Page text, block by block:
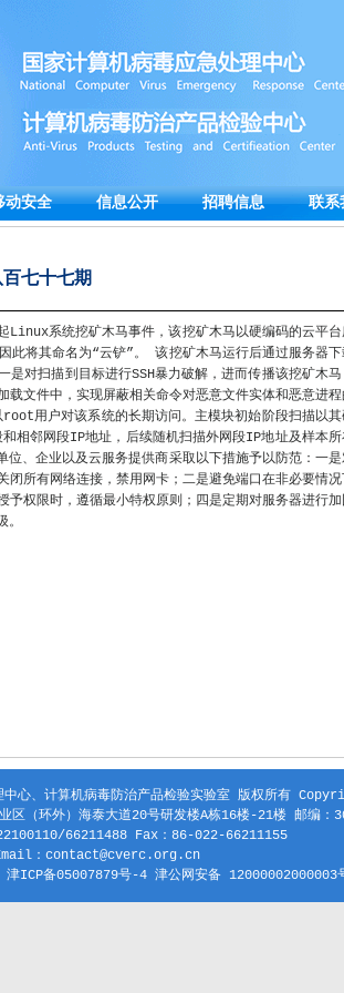
动安全 信息公开 招聘信息 联系
七十七期
Linux系统挖矿木马事件，该挖矿木马以硬编码的云平台
此将其命名为“云铲”。 该挖矿木马运行后通过服务器下
对扫描到目标进行SSH暴力破解，进而传播该挖矿木马
文件中，实现屏蔽相关命令对恶意文件实体和恶意进程
用户对该系统的长期访问。主模块初始阶段扫描以其
相邻网段IP地址，后续随机扫描外网段IP地址及样本所
、企业以及云服务提供商采取以下措施予以防范：一是
所有网络连接，禁用网卡；二是避免端口在非必要情况
权限时，遵循最小特权原则；四是定期对服务器进行加
中心、计算机病毒防治产品检验实验室 版权所有
区（环外）海泰大道20号研发楼A栋16楼-21楼 邮编：
66211488 Fax：86-022-66211155
：contact@cverc.org.cn
津ICP备05007879号-4 津公网安备 12000002000003